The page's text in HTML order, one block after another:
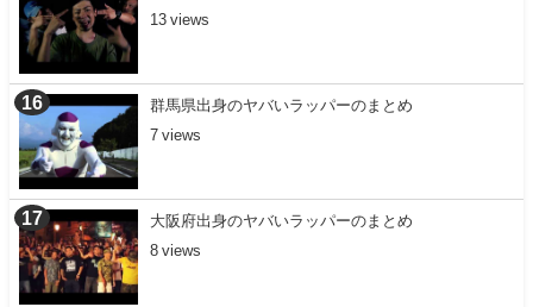
13
群馬県出身のヤバいラッパーのまとめ
7
大阪府出身のヤバいラッパーのまとめ
8